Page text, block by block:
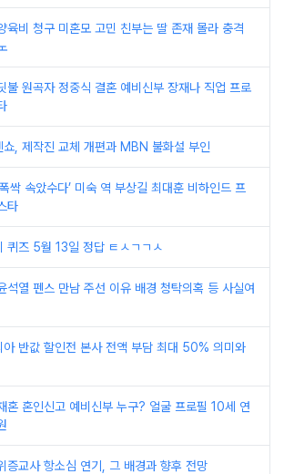
육비 청구 미혼모 고민 친부는 딸 존재 몰라 충격
불 원곡자 정중식 결혼 예비신부 장재나 직업 프로
쇼, 제작진 교체 개편과 MBN 불화설 부인
싹 속았수다’ 미숙 역 부상길 최대훈 비하인드 프
타
퀴즈 5월 13일 정답 ㅌㅅㄱㄱㅅ
석열 펜스 만남 주선 이유 배경 청탁의혹 등 사실여
아 반값 할인전 본사 전액 부담 최대 50% 의미와
혼 혼인신고 예비신부 누구? 얼굴 프로필 10세 연
증교사 항소심 연기, 그 배경과 향후 전망